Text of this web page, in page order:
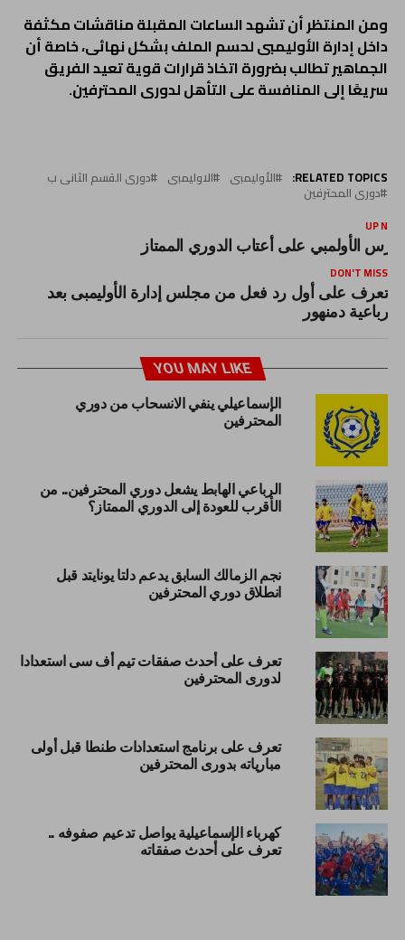
ومن المنتظر أن تشهد الساعات المقبلة مناقشات مكثفة
داخل إدارة الأوليمبى لحسم الملف بشكل نهائى، خاصة أن
الجماهير تطالب بضرورة اتخاذ قرارات قوية تعيد الفريق
سريعًا إلى المنافسة على التأهل لدورى المحترفين.
RELATED TOPICS: الأوليمبى الاوليمبى دورى القسم الثانى ب
دورى المحترفين
UP
الأولمبي على أعتاب الدوري الممتاز
DON'T MISS
تعرف على أول رد فعل من مجلس إدارة الأوليمبى بعد
رباعية دمنهور
YOU MAY LIKE
الإسماعيلي ينفي الانسحاب من دوري
المحترفين
الرباعي الهابط يشعل دوري المحترفين.. من
الأقرب للعودة إلى الدوري الممتاز؟
نجم الزمالك السابق يدعم دلتا يونايتد قبل
انطلاق دوري المحترفين
تعرف على أحدث صفقات تيم أف سى استعدادا
لدورى المحترفين
تعرف على برنامج استعدادات طنطا قبل أولى
مبارياته بدورى المحترفين
كهرباء الإسماعيلية يواصل تدعيم صفوفه ..
تعرف على أحدث صفقاته